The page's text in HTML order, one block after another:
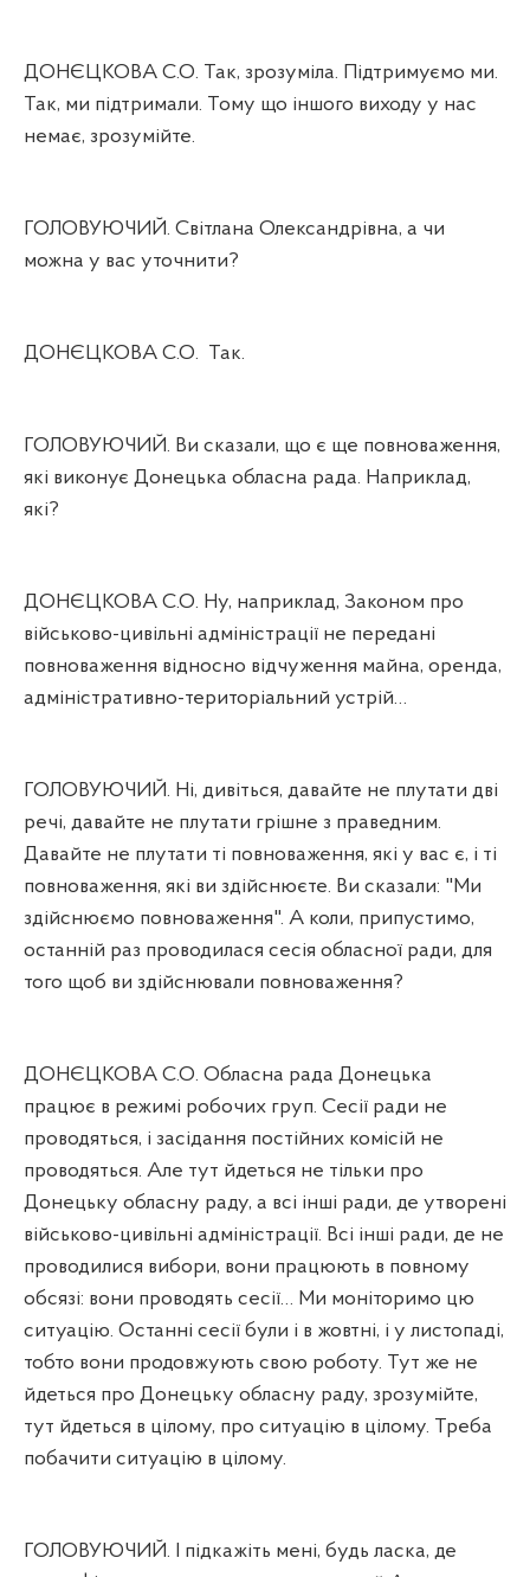
ДОНЄЦКОВА С.О. Так, зрозуміла. Підтримуємо ми.
Так, ми підтримали. Тому що іншого виходу у нас
немає, зрозумійте.
ГОЛОВУЮЧИЙ. Світлана Олександрівна, а чи
можна у вас уточнити?
ДОНЄЦКОВА С.О. Так.
ГОЛОВУЮЧИЙ. Ви сказали, що є ще повноваження,
які виконує Донецька обласна рада. Наприклад,
які?
ДОНЄЦКОВА С.О. Ну, наприклад, Законом про
військово-цивільні адміністрації не передані
повноваження відносно відчуження майна, оренда,
адміністративно-територіальний устрій…
ГОЛОВУЮЧИЙ. Ні, дивіться, давайте не плутати дві
речі, давайте не плутати грішне з праведним.
Давайте не плутати ті повноваження, які у вас є, і ті
повноваження, які ви здійснюєте. Ви сказали: "Ми
здійснюємо повноваження". А коли, припустимо,
останній раз проводилася сесія обласної ради, для
того щоб ви здійснювали повноваження?
ДОНЄЦКОВА С.О. Обласна рада Донецька
працює в режимі робочих груп. Сесії ради не
проводяться, і засідання постійних комісій не
проводяться. Але тут йдеться не тільки про
Донецьку обласну раду, а всі інші ради, де утворені
військово-цивільні адміністрації. Всі інші ради, де не
проводилися вибори, вони працюють в повному
обсязі: вони проводять сесії… Ми моніторимо цю
ситуацію. Останні сесії були і в жовтні, і у листопаді,
тобто вони продовжують свою роботу. Тут же не
йдеться про Донецьку обласну раду, зрозумійте,
тут йдеться в цілому, про ситуацію в цілому. Треба
побачити ситуацію в цілому.
ГОЛОВУЮЧИЙ. І підкажіть мені, будь ласка, де